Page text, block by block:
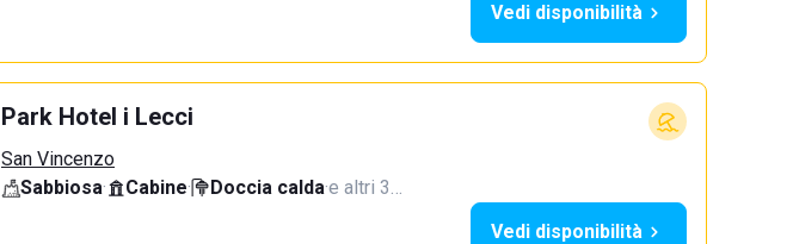
Vedi disponibilità
Park Hotel i Lecci
San Vincenzo
Sabbiosa· Cabine· Doccia calda·e altri 3…
Vedi disponibilità